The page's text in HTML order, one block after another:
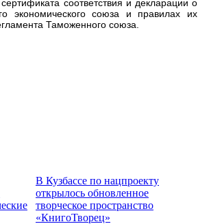
соответствия и декларации о
экономического союза и правилах их
Таможенного союза.
В Кузбассе по нацпроекту
открылось обновленное
творческое пространство
«КнигоТворец»